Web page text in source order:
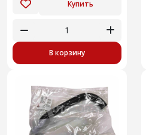
Купить
В корзину